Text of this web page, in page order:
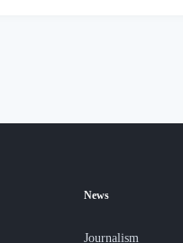
News
Journalism